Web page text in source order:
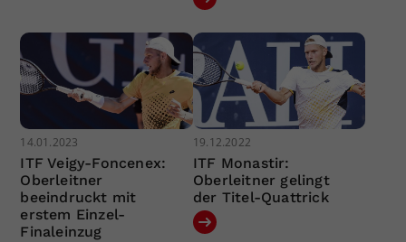
14.01.2023
ITF Veigy-Foncenex:
Oberleitner
beeindruckt mit
erstem Einzel-
Finaleinzug
19.12.2022
ITF Monastir:
Oberleitner gelingt
der Titel-Quattrick